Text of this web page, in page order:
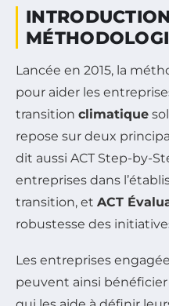
Lancée en 2015, la
pour aider les
transition climatique
repose sur deux
dit aussi ACT Step-by-
entreprises dans
transition, et ACT
robustesse des
Les entreprises
peuvent ainsi